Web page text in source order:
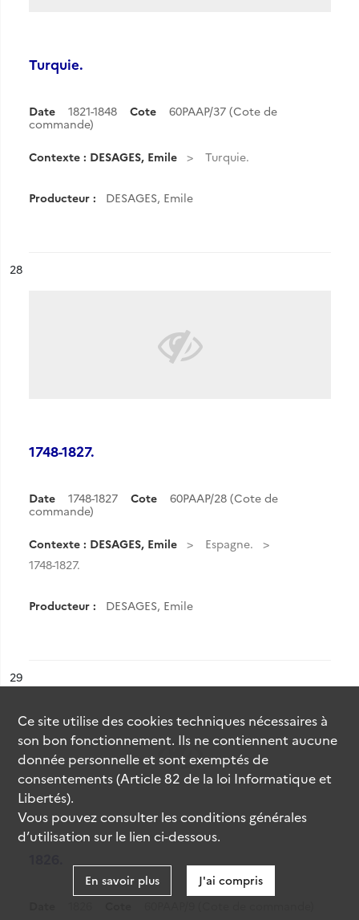
Turquie.
Date 1821-1848 Cote
60PAAP/37 (Cote de
commande)
Contexte : DESAGES, Emile Turquie.
Producteur : DESAGES, Emile
n°
28
1748-1827.
Date 1748-1827 Cote
60PAAP/28 (Cote de
commande)
Contexte : DESAGES, Emile
Espagne.
1748-1827.
Producteur : DESAGES, Emile
n°
29
Ce site utilise descookiestechniques nécessaires à
son bon fonctionnement. Ils ne contiennent aucune
donnée personnelle et sont exemptés de
consentements (Article 82 de la loi Informatique et
Libertés).
Vous pouvez consulter les conditions générales
d’utilisation sur le lien ci-dessous.
En savoir plus J'ai compris